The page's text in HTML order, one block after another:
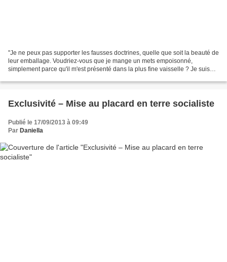
"Je ne peux pas supporter les fausses doctrines, quelle que soit la beauté de
leur emballage. Voudriez-vous que je mange un mets empoisonné,
simplement parce qu'il m'est présenté dans la plus fine vaisselle ? Je suis
Exclusivité – Mise au placard en terre socialiste
Publié le 17/09/2013 à 09:49
Par Daniella